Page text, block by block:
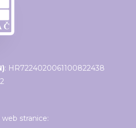
: HR7224020061100822438
web stranice: